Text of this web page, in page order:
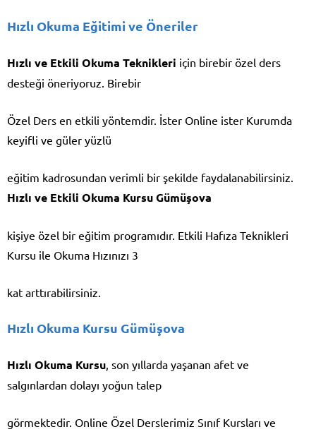
Hızlı Okuma Eğitimi ve Öneriler
Hızlı ve Etkili Okuma Teknikleri için birebir özel ders
desteği öneriyoruz. Birebir
Özel Ders en etkili yöntemdir. İster Online ister Kurumda
keyifli ve güler yüzlü
eğitim kadrosundan verimli bir şekilde faydalanabilirsiniz.
Hızlı ve Etkili Okuma Kursu Gümüşova
kişiye özel bir eğitim programıdır. Etkili Hafıza Teknikleri
Kursu ile Okuma Hızınızı 3
kat arttırabilirsiniz.
Hızlı Okuma Kursu Gümüşova
Hızlı Okuma Kursu, son yıllarda yaşanan afet ve
salgınlardan dolayı yoğun talep
görmektedir. Online Özel Derslerimiz Sınıf Kursları ve